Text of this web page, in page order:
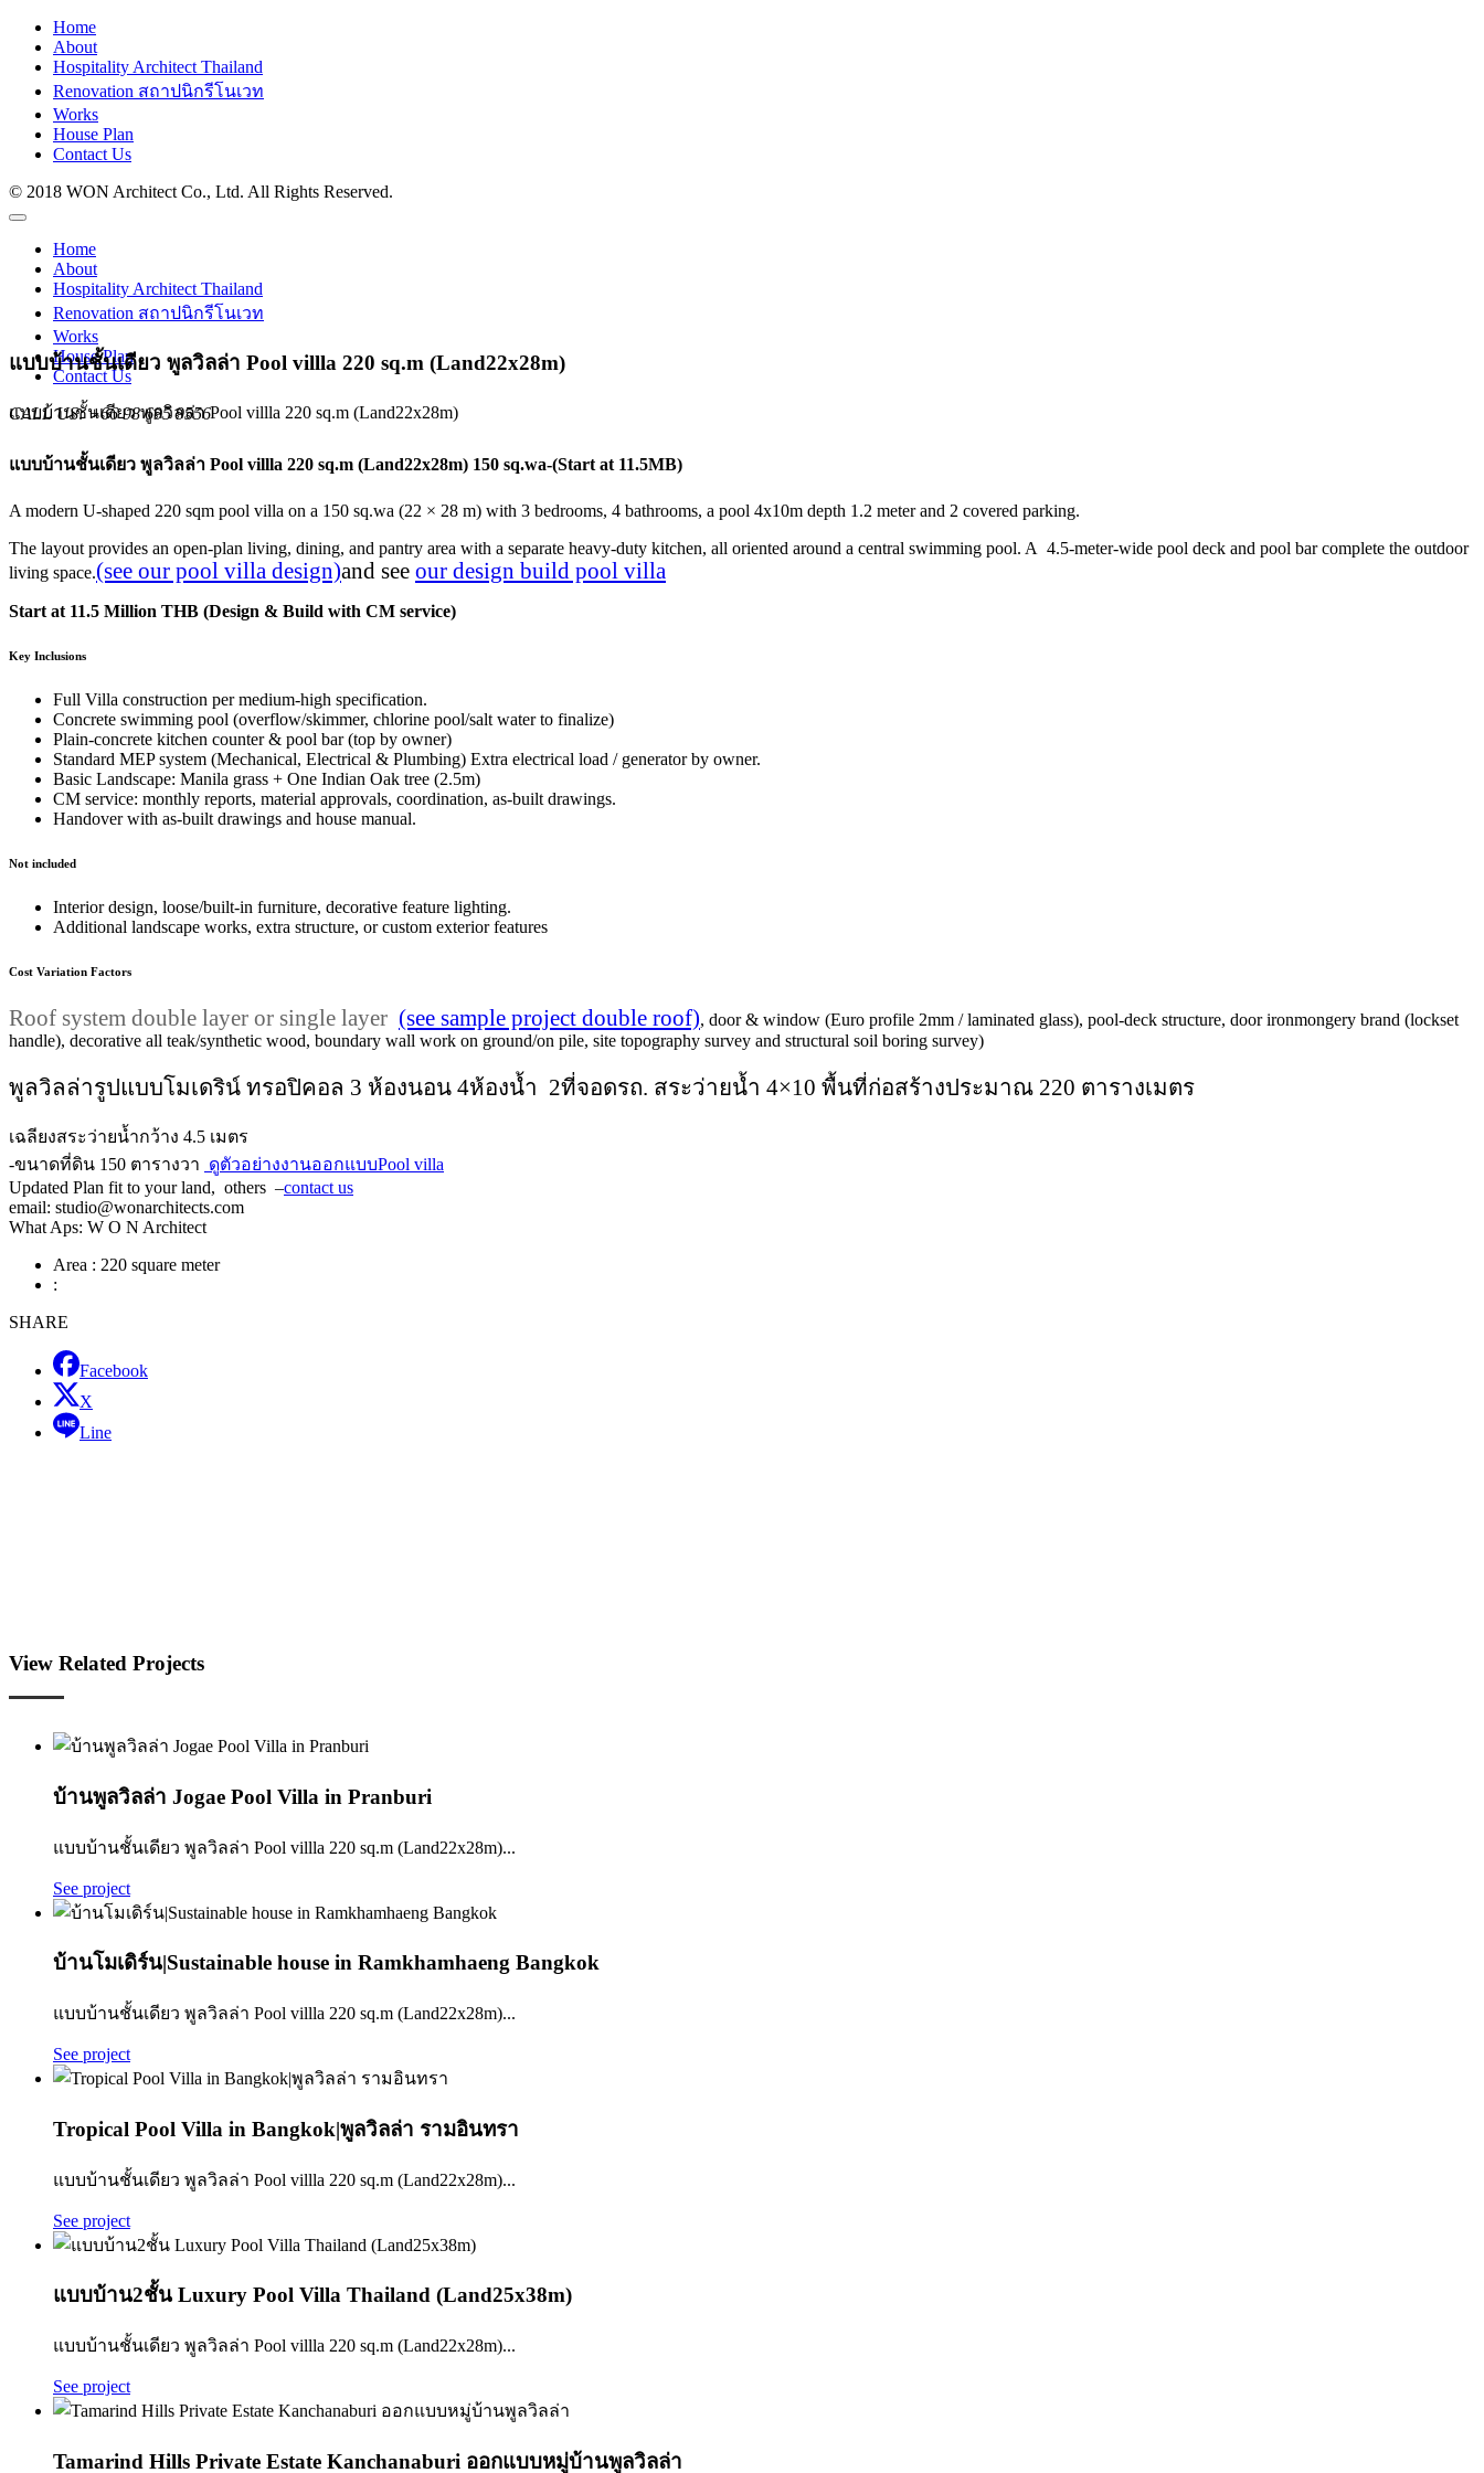
Home
About
Hospitality Architect Thailand
Renovation สถาปนิกรีโนเวท
Works
House Plan
Contact Us
© 2018 WON Architect Co., Ltd. All Rights Reserved.
Home
About
Hospitality Architect Thailand
Renovation สถาปนิกรีโนเวท
Works
House Plan
Contact Us
CALL US:+66 98 695 9556
แบบบ้านชั้นเดียว พูลวิลล่า Pool villla 220 sq.m (Land22x28m)
แบบบ้านชั้นเดียว พูลวิลล่า Pool villla 220 sq.m (Land22x28m)
แบบบ้านชั้นเดียว พูลวิลล่า Pool villla 220 sq.m (Land22x28m) 150 sq.wa-(Start at 11.5MB)
A modern U-shaped 220 sqm pool villa on a 150 sq.wa (22 × 28 m) with 3 bedrooms, 4 bathrooms, a pool 4x10m depth 1.2 meter and 2 covered parking.
The layout provides an open-plan living, dining, and pantry area with a separate heavy-duty kitchen, all oriented around a central swimming pool. A 4.5-meter-wide pool deck and pool bar complete the outdoor
living space.(see our pool villa design)and see our design build pool villa
Start at 11.5 Million THB (Design & Build with CM service)
Key Inclusions
Full Villa construction per medium-high specification.
Concrete swimming pool (overflow/skimmer, chlorine pool/salt water to finalize)
Plain-concrete kitchen counter & pool bar (top by owner)
Standard MEP system (Mechanical, Electrical & Plumbing) Extra electrical load / generator by owner.
Basic Landscape: Manila grass + One Indian Oak tree (2.5m)
CM service: monthly reports, material approvals, coordination, as-built drawings.
Handover with as-built drawings and house manual.
Not included
Interior design, loose/built-in furniture, decorative feature lighting.
Additional landscape works, extra structure, or custom exterior features
Cost Variation Factors
Roof system double layer or single layer (see sample project double roof), door & window (Euro profile 2mm / laminated glass), pool-deck structure, door ironmongery brand (lockset
handle), decorative all teak/synthetic wood, boundary wall work on ground/on pile, site topography survey and structural soil boring survey)
พูลวิลล่ารูปแบบโมเดริน์ ทรอปิคอล 3 ห้องนอน 4ห้องน้ำ 2ที่จอดรถ. สระว่ายน้ำ 4×10 พื้นที่ก่อสร้างประมาณ 220 ตารางเมตร
เฉลียงสระว่ายน้ำกว้าง 4.5 เมตร
-ขนาดที่ดิน 150 ตารางวา ดูตัวอย่างงานออกแบบPool villa
Updated Plan fit to your land, others –contact us
email: studio@wonarchitects.com
What Aps: W O N Architect
Area : 220 square meter
:
SHARE
Facebook
X
Line
View Related Projects
บ้านพูลวิลล่า Jogae Pool Villa in Pranburi
แบบบ้านชั้นเดียว พูลวิลล่า Pool villla 220 sq.m (Land22x28m)...
See project
บ้านโมเดิร์น|Sustainable house in Ramkhamhaeng Bangkok
แบบบ้านชั้นเดียว พูลวิลล่า Pool villla 220 sq.m (Land22x28m)...
See project
Tropical Pool Villa in Bangkok|พูลวิลล่า รามอินทรา
แบบบ้านชั้นเดียว พูลวิลล่า Pool villla 220 sq.m (Land22x28m)...
See project
แบบบ้าน2ชั้น Luxury Pool Villa Thailand (Land25x38m)
แบบบ้านชั้นเดียว พูลวิลล่า Pool villla 220 sq.m (Land22x28m)...
See project
Tamarind Hills Private Estate Kanchanaburi ออกแบบหมู่บ้านพูลวิลล่า